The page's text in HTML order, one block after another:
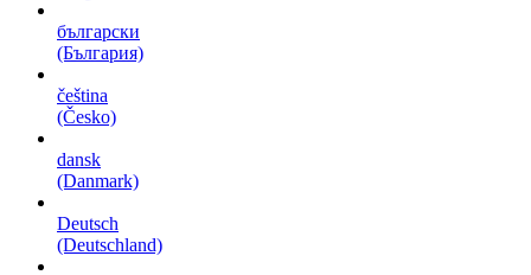
български
(България)
čeština
(Česko)
dansk
(Danmark)
Deutsch
(Deutschland)